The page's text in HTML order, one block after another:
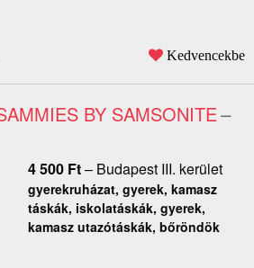
Kedvencekbe
BY SAMSONITE–
4 500 Ft– Budapest III. kerület
gyerekruházat, gyerek, kamasz
táskák, iskolatáskák, gyerek,
kamasz utazótáskák, bőröndök